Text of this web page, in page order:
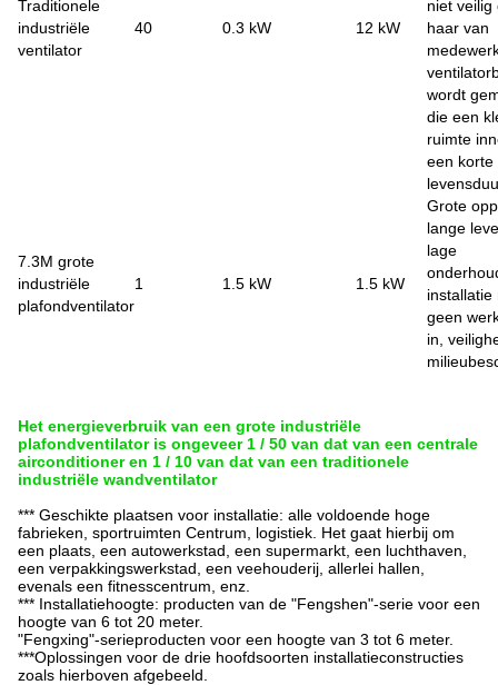
Traditionele
industriële
ventilator
40 0.3 kW 12 kW
niet veilig
haar van
wordt
die een
ruimte
een korte
7.3M grote
industriële
plafondventilator
1 1.5 kW 1.5 kW
Grote
lange
lage
installatie
geen
in,
Het energieverbruik van een grote industriële
plafondventilator is ongeveer 1 / 50 van dat van een centrale
airconditioner en 1 / 10 van dat van een traditionele
industriële wandventilator
*** Geschikte plaatsen voor installatie: alle voldoende hoge
fabrieken, sportruimten Centrum, logistiek. Het gaat hierbij om
een plaats, een autowerkstad, een supermarkt, een luchthaven,
een verpakkingswerkstad, een veehouderij, allerlei hallen,
evenals een fitnesscentrum, enz.
*** Installatiehoogte: producten van de "Fengshen"-serie voor een
hoogte van 6 tot 20 meter.
"Fengxing"-serieproducten voor een hoogte van 3 tot 6 meter.
***Oplossingen voor de drie hoofdsoorten installatieconstructies
zoals hierboven afgebeeld.